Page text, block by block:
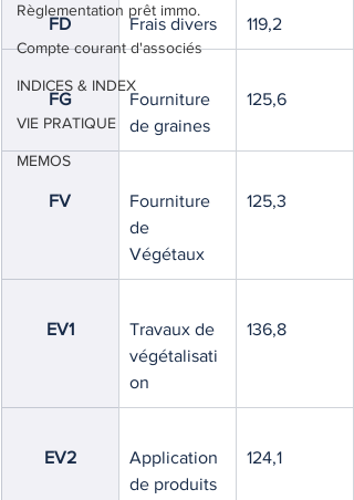
Règlementation prêt immo.
Compte courant d'associés
INDICES & INDEX
VIE PRATIQUE
MEMOS
FD Frais divers 119,2
FG
Fourniture
de graines
125,6
FV
Fourniture
de
Végétaux
125,3
EV1
Travaux de
végétalisati
on
136,8
EV2
Application
de produits
124,1